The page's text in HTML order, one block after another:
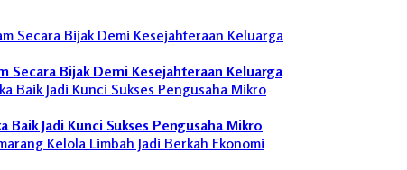
Secara Bijak Demi Kesejahteraan Keluarga
Jadi Kunci Sukses Pengusaha Mikro